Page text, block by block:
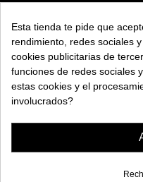
EXPLORAR
EMPRESA
Esta tienda te pide que
rendimiento, redes sociales
cookies publicitarias de
funciones de redes sociales
estas cookies y el
involucrados?